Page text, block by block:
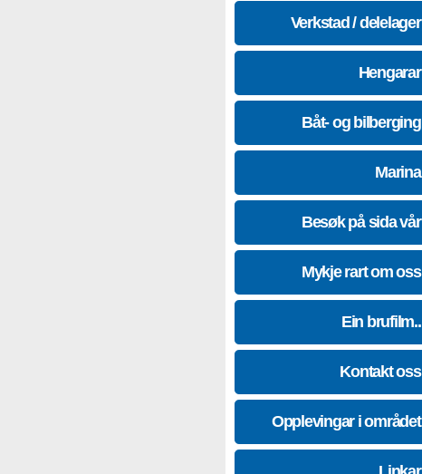
Verkstad / delelager
Hengarar
Båt- og bilberging
Marina
Besøk på sida vår
Mykje rart om oss
Ein brufilm..
Kontakt oss
Opplevingar i området